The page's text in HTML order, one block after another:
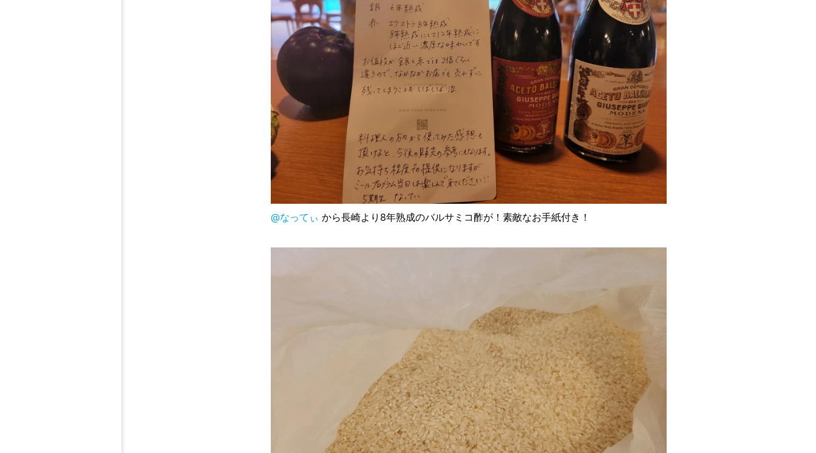
@なってぃ から長崎より8年熟成のバルサミコ酢が！素敵なお手紙付き！